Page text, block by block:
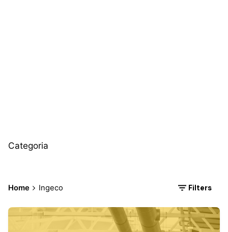
Categoria
Home Ingeco Filters